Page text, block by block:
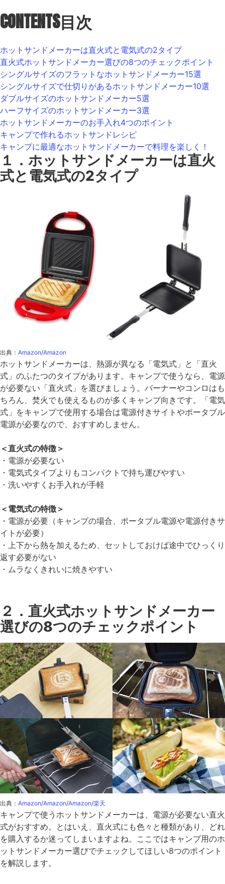
CONTENTS目次
ホットサンドメーカーは直火式と電気式の2タイプ
直火式ホットサンドメーカー選びの8つのチェックポイント
シングルサイズのフラットなホットサンドメーカー15選
シングルサイズで仕切りがあるホットサンドメーカー10選
ダブルサイズのホットサンドメーカー5選
ハーフサイズのホットサンドメーカー3選
ホットサンドメーカーのお手入れ4つのポイント
キャンプで作れるホットサンドレシピ
キャンプに最適なホットサンドメーカーで料理を楽しく！
１．ホットサンドメーカーは直火
式と電気式の2タイプ
出典： Amazon/Amazon
ホットサンドメーカーは、熱源が異なる「電気式」と「直火
式」のふたつのタイプがあります。キャンプで使うなら、電源
が必要ない「直火式」を選びましょう。バーナーやコンロはも
ちろん、焚火でも使えるものが多くキャンプ向きです。「電気
式」をキャンプで使用する場合は電源付きサイトやポータブル
電源が必要なので、おすすめしません。
＜直火式の特徴＞
・電源が必要ない
・電気式タイプよりもコンパクトで持ち運びやすい
・洗いやすくお手入れが手軽
＜電気式の特徴＞
・電源が必要（キャンプの場合、ポータブル電源や電源付きサ
イトが必要）
・上下から熱を加えるため、セットしておけば途中でひっくり
返す必要がない
・ムラなくきれいに焼きやすい
２．直火式ホットサンドメーカー
選びの8つのチェックポイント
出典： Amazon/Amazon/Amazon/楽天
キャンプで使うホットサンドメーカーは、電源が必要ない直火
式がおすすめ。とはいえ、直火式にも色々と種類があり、どれ
を購入するか迷ってしまいますよね。ここではキャンプ用のホ
ットサンドメーカー選びでチェックしてほしい8つのポイント
を解説します。